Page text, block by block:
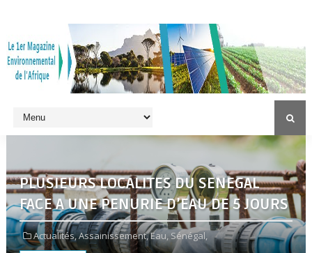
PLUSIEURS LOCALITES DU SENEGAL
FACE A UNE PENURIE D’EAU DE 5 JOURS
Actualités,Assainissement,Eau,Sénégal,